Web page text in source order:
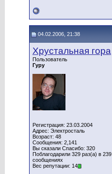
04.02.2006, 21:38
Хрустальная гора
Пользователь
Гуру
Регистрация: 23.03.2004
Адрес: Электросталь
Возраст: 48
Сообщения: 2,141
Вы сказали Спасибо: 320
Поблагодарили 329 раз(а) в 239
сообщениях
Вес репутации: 14